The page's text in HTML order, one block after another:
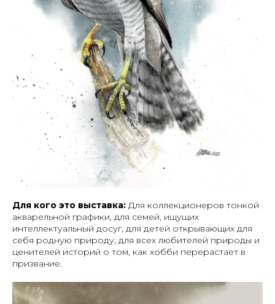
Для кого это выставка: Для коллекционеров тонкой
акварельной графики, для семей, ищущих
интеллектуальный досуг, для детей открывающих для
себя родную природу, для всех любителей природы и
ценителей историй о том, как хобби перерастает в
призвание.